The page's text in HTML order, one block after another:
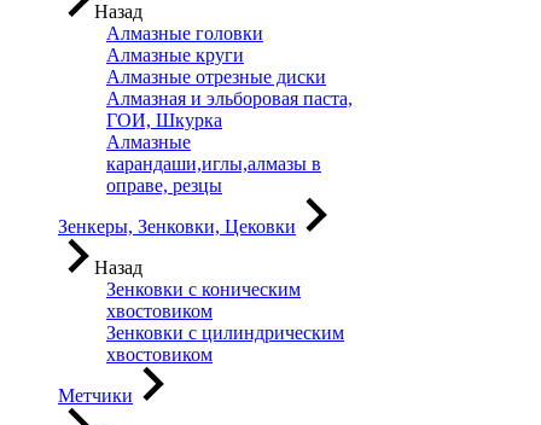
Назад
Алмазные головки
Алмазные круги
Алмазные отрезные диски
Алмазная и эльборовая паста,
ГОИ, Шкурка
Алмазные
карандаши,иглы,алмазы в
оправе, резцы
Зенкеры, Зенковки, Цековки
Назад
Зенковки с коническим
хвостовиком
Зенковки с цилиндрическим
хвостовиком
Метчики